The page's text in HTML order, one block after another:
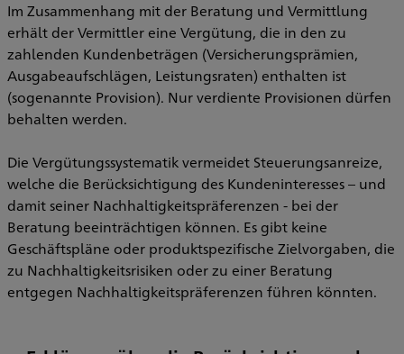
Im Zusammenhang mit der Beratung und Vermittlung
erhält der Vermittler eine Vergütung, die in den zu
zahlenden Kundenbeträgen (Versicherungsprämien,
Ausgabeaufschlägen, Leistungsraten) enthalten ist
(sogenannte Provision). Nur verdiente Provisionen dürfen
behalten werden.
Die Vergütungssystematik vermeidet Steuerungsanreize,
welche die Berücksichtigung des Kundeninteresses – und
damit seiner Nachhaltigkeitspräferenzen - bei der
Beratung beeinträchtigen können. Es gibt keine
Geschäftspläne oder produktspezifische Zielvorgaben, die
zu Nachhaltigkeitsrisiken oder zu einer Beratung
entgegen Nachhaltigkeitspräferenzen führen könnten.